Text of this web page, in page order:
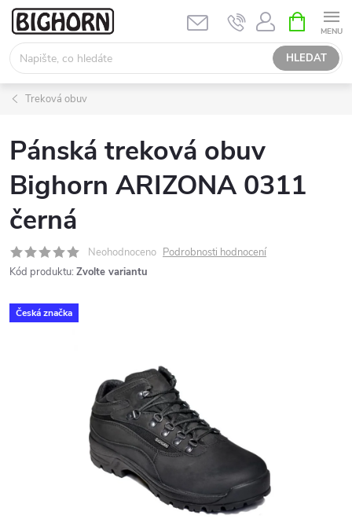
Přejít
obsah
HLEDAT
NÁKUPNÍ
KOŠÍK
Treková obuv
Pánská treková obuv
Bighorn ARIZONA 0311
černá
Neohodnoceno Podrobnosti hodnocení
Kód produktu: Zvolte variantu
Česká značka